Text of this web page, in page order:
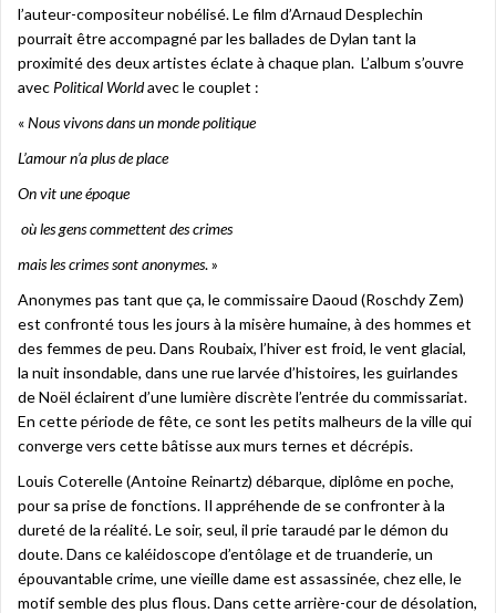
l’auteur-compositeur nobélisé. Le film d’Arnaud Desplechin
pourrait être accompagné par les ballades de Dylan tant la
proximité des deux artistes éclate à chaque plan. L’album s’ouvre
avec Political Worldavec le couplet :
«Nous vivons dans un monde politique
L’amour n’a plus de place
On vit une époque
où les gens commettent des crimes
mais les crimes sont anonymes. »
Anonymes pas tant que ça, le commissaire Daoud (Roschdy Zem)
est confronté tous les jours à la misère humaine, à des hommes et
des femmes de peu. Dans Roubaix, l’hiver est froid, le vent glacial,
la nuit insondable, dans une rue larvée d’histoires, les guirlandes
de Noël éclairent d’une lumière discrète l’entrée du commissariat.
En cette période de fête, ce sont les petits malheurs de la ville qui
converge vers cette bâtisse aux murs ternes et décrépis.
Louis Coterelle (Antoine Reinartz) débarque, diplôme en poche,
pour sa prise de fonctions. Il appréhende de se confronter à la
dureté de la réalité. Le soir, seul, il prie taraudé par le démon du
doute. Dans ce kaléidoscope d’entôlage et de truanderie, un
épouvantable crime, une vieille dame est assassinée, chez elle, le
motif semble des plus flous. Dans cette arrière-cour de désolation,